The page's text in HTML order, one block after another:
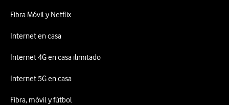
Fibra Móvil y Netflix
Internet en casa
Internet 4G en casa ilimitado
Internet 5G en casa
Fibra, móvil y fútbol